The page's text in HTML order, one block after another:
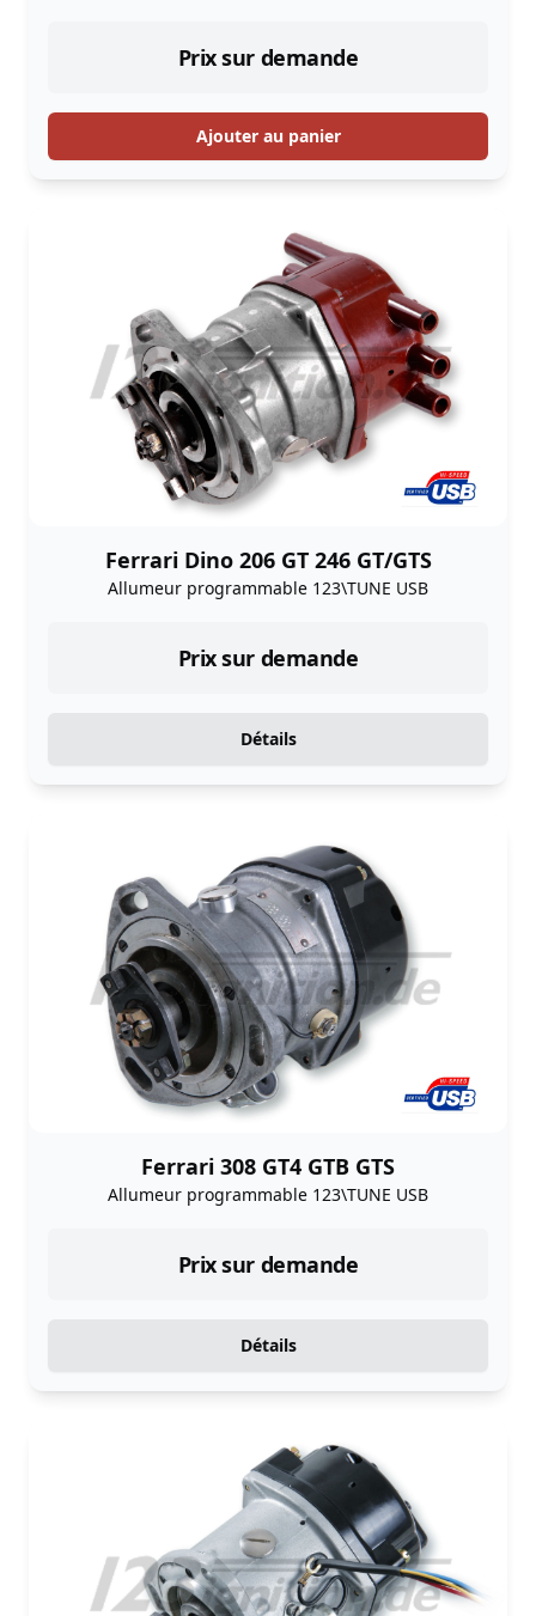
Prix sur demande
Ajouter au panier
Ferrari Dino 206 GT 246 GT/GTS
Allumeur programmable 123\TUNE USB
Prix sur demande
Détails
Ferrari 308 GT4 GTB GTS
Allumeur programmable 123\TUNE USB
Prix sur demande
Détails